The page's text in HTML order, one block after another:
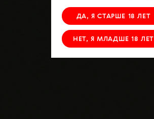
ДА, Я СТАРШЕ 18 ЛЕТ
НЕТ, Я МЛАДШЕ 18 ЛЕТ